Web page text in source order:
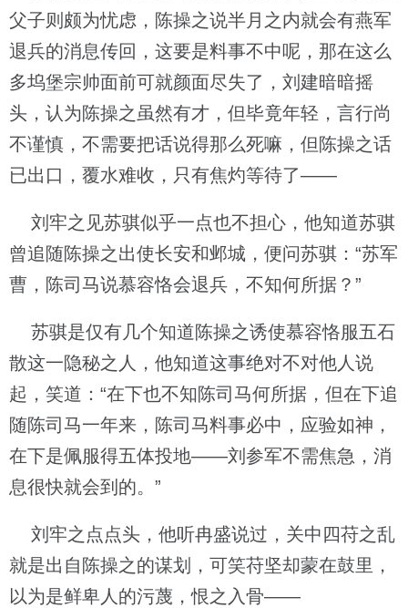
父子则颇为忧虑，陈操之说半月之内就会有燕军
退兵的消息传回，这要是料事不中呢，那在这么
多坞堡宗帅面前可就颜面尽失了，刘建暗暗摇
头，认为陈操之虽然有才，但毕竟年轻，言行尚
不谨慎，不需要把话说得那么死嘛，但陈操之话
已出口，覆水难收，只有焦灼等待了——
刘牢之见苏骐似乎一点也不担心，他知道苏骐
曾追随陈操之出使长安和邺城，便问苏骐：“苏军
曹，陈司马说慕容恪会退兵，不知何所据？”
苏骐是仅有几个知道陈操之诱使慕容恪服五石
散这一隐秘之人，他知道这事绝对不对他人说
起，笑道：“在下也不知陈司马何所据，但在下追
随陈司马一年来，陈司马料事必中，应验如神，
在下是佩服得五体投地——刘参军不需焦急，消
息很快就会到的。”
刘牢之点点头，他听冉盛说过，关中四苻之乱
就是出自陈操之的谋划，可笑苻坚却蒙在鼓里，
以为是鲜卑人的污蔑，恨之入骨——